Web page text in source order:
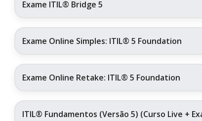
Exame ITIL® Bridge 5
Exame Online Simples: ITIL® 5 Foundation
Exame Online Retake: ITIL® 5 Foundation
ITIL® Fundamentos (Versão 5) (Curso Live +